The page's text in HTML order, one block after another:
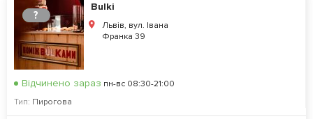
?
Bulki
Львів, вул. Івана
Франка 39
Відчинено зараз пн-вс 08:30-21:00
Тип: Пирогова